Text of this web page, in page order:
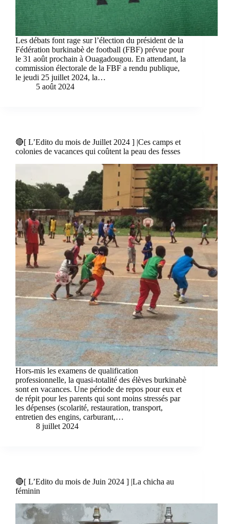
Les débats font rage sur l’élection du président de la
Fédération burkinabè de football (FBF) prévue pour
le 31 août prochain à Ouagadougou. En attendant, la
commission électorale de la FBF a rendu publique,
le jeudi 25 juillet 2024, la…
5 août 2024
🔴[ L’Edito du mois de Juillet 2024 ] |Ces camps et
colonies de vacances qui coûtent la peau des fesses
Hors-mis les examens de qualification
professionnelle, la quasi-totalité des élèves burkinabè
sont en vacances. Une période de repos pour eux et
de répit pour les parents qui sont moins stressés par
les dépenses (scolarité, restauration, transport,
entretien des engins, carburant,…
8 juillet 2024
🔴[ L’Edito du mois de Juin 2024 ] |La chicha au
féminin